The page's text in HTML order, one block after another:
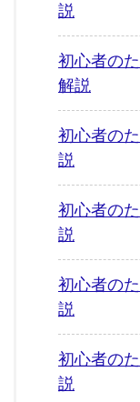
説
初心者の
解説
初心者の
説
初心者の
説
初心者の
説
初心者の
説